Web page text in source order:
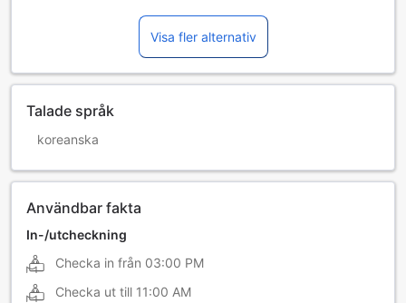
Visa fler alternativ
Talade språk
koreanska
Användbar fakta
In-/utcheckning
Checka in från 03:00 PM
Checka ut till 11:00 AM